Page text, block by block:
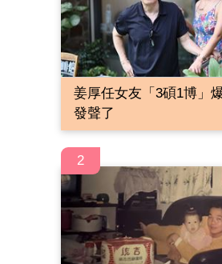
姜厚任女友「3碩1博」
發聲了
2